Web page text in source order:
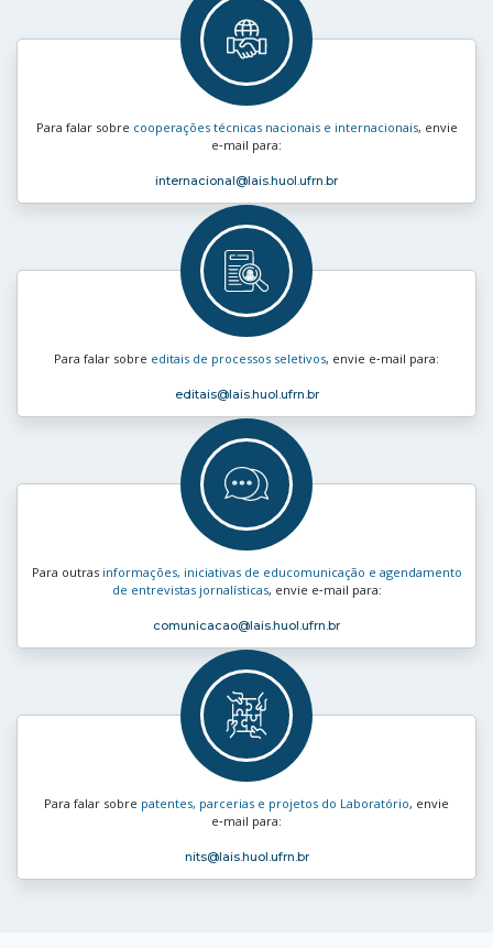
Para falar sobre cooperações técnicas nacionais e internacionais, envie
e‑mail para:
internacional@lais.huol.ufrn.br
Para falar sobre editais de processos seletivos, envie e‑mail para:
editais@lais.huol.ufrn.br
Para outras informações, iniciativas de educomunicação e agendamento
de entrevistas jornalísticas, envie e‑mail para:
comunicacao@lais.huol.ufrn.br
Para falar sobre patentes, parcerias e projetos do Laboratório, envie
e‑mail para:
nits@lais.huol.ufrn.br